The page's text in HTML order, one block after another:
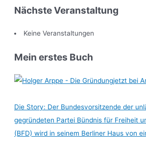
Nächste Veranstaltung
Keine Veranstaltungen
Mein erstes Buch
jetzt bei
Die Story: Der Bundesvorsitzende der
gegründeten Partei Bündnis für Freiheit
(BFD) wird in seinem Berliner Haus von